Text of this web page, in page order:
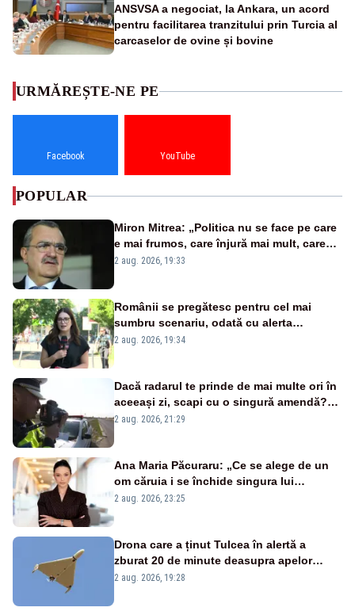
ANSVSA a negociat, la Ankara, un acord
pentru facilitarea tranzitului prin Turcia al
carcaselor de ovine și bovine
URMĂREȘTE-NE PE
Facebook YouTube
POPULAR
Miron Mitrea: „Politica nu se face pe care
e mai frumos, care înjură mai mult, care
țipă mai tare, ci pe proiecte”
2 aug. 2026, 19:33
Românii se pregătesc pentru cel mai
sumbru scenariu, odată cu alerta
energetică
2 aug. 2026, 19:34
Dacă radarul te prinde de mai multe ori în
aceeași zi, scapi cu o singură amendă?
Ce spune legea
2 aug. 2026, 21:29
Ana Maria Păcuraru: „Ce se alege de un
om căruia i se închide singura lui
portiță?”
2 aug. 2026, 23:25
Drona care a ținut Tulcea în alertă a
zburat 20 de minute deasupra apelor
României. Au fost ridicate două F-16
2 aug. 2026, 19:28